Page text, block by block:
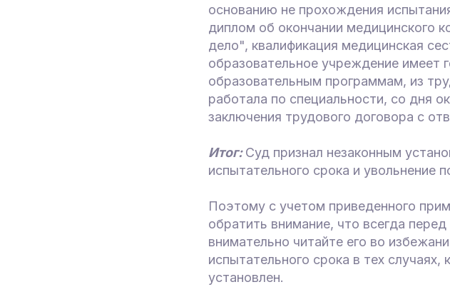
основанию не прохождения
диплом об окончании медицинского
дело", квалификация медицинская
образовательное учреждение имеет
образовательным программам, из
работала по специальности, со дня
заключения трудового договора с
Итог:Суд признал незаконным
испытательного срока и увольнение
Поэтому с учетом приведенного
обратить внимание, что всегда
внимательно читайте его во
испытательного срока в тех
установлен.